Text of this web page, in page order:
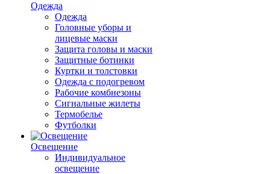
Одежда
Одежда
Головные уборы и
лицевые маски
Защита головы и маски
Защитные ботинки
Куртки и толстовки
Одежда с подогревом
Рабочие комбнезоны
Сигнальные жилеты
Термобелье
Футболки
Освещение
Индивидуальное
освещение